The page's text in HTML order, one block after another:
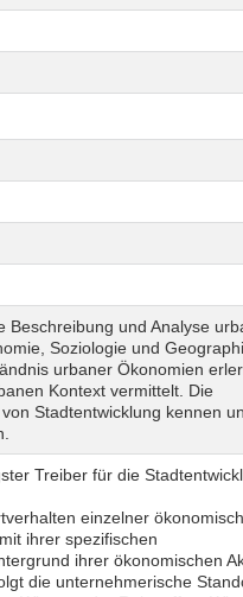
Beschreibung und Analyse
Soziologie und
urbaner Ökonomien
Kontext vermittelt. Die
Stadtentwicklung kennen
Treiber für die
einzelner
ihrer spezifischen
ihrer ökonomischen
die unternehmerische